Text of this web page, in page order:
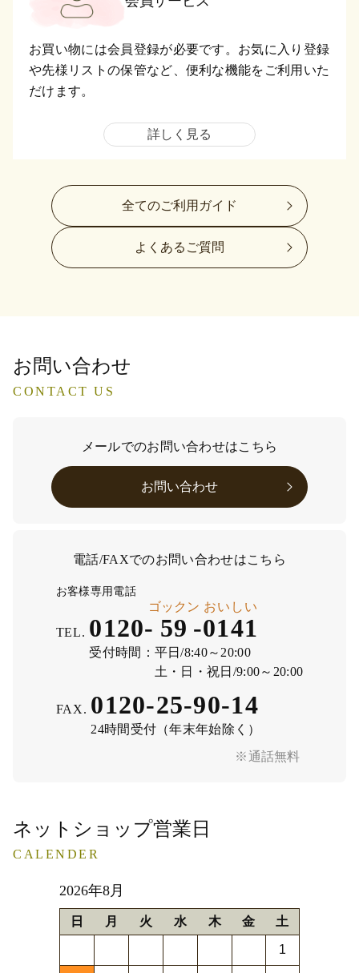
お買い物には会員登録が必要です。お気に入り登録
や先様リストの保管など、便利な機能をご利用いた
だけます。
詳しく見る
全てのご利用ガイド
よくあるご質問
お問い合わせ
CONTACT US
メールでのお問い合わせはこちら
お問い合わせ
電話/FAXでのお問い合わせはこちら
※通話無料
お客様専用電話
TEL. 0120- 59
ゴックン
-0141
おいしい
受付時間： 平日/8:40～20:00
土・日・祝日/9:00～20:00
FAX. 0120-25-90-14
24時間受付（年末年始除く）
ネットショップ営業日
CALENDER
2026年8月
日 月 火 水 木 金 土
1